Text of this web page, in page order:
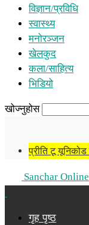
विज्ञान/प्रविधि
स्वास्थ्य
मनोरञ्जन
खेलकुद
कला/साहित्य
भिडियो
खोज्नुहोस
प्रीति टू यूनिकोड
Sanchar Online
गृह पृष्ठ